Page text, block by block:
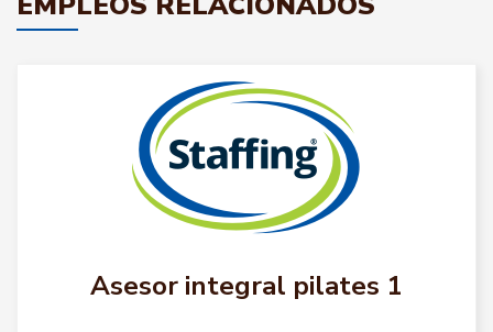
Asesor integral pilates 1